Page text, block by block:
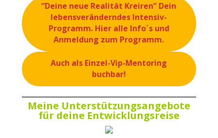
“Deine neue Realität Kreiren” Dein
lebensveränderndes Intensiv-
Programm. Hier alle Info´s und
Anmeldung zum Programm.
Auch als Einzel-Vip-Mentoring
buchbar!
Meine Unterstützungsangebote
für deine Entwicklungsreise